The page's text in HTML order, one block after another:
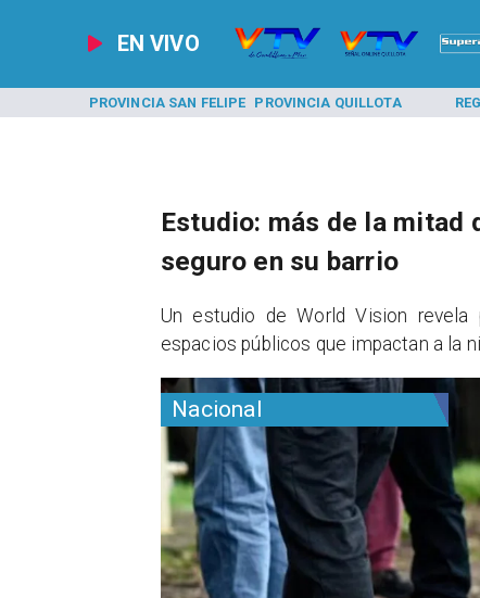
EN VIVO
PROVINCIA SAN FELIPE PROVINCIA QUILLOTA
Nacional
Estudio: más de la mitad
seguro en su barrio
Un estudio de World Vision revela
espacios públicos que impactan a la